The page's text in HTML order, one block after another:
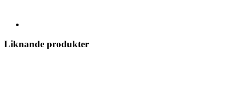
Liknande produkter